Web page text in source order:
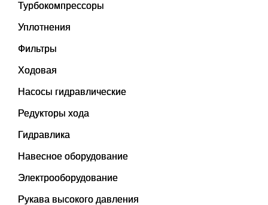
Турбокомпрессоры
Уплотнения
Фильтры
Ходовая
Насосы гидравлические
Редукторы хода
Гидравлика
Навесное оборудование
Электрооборудование
Рукава высокого давления